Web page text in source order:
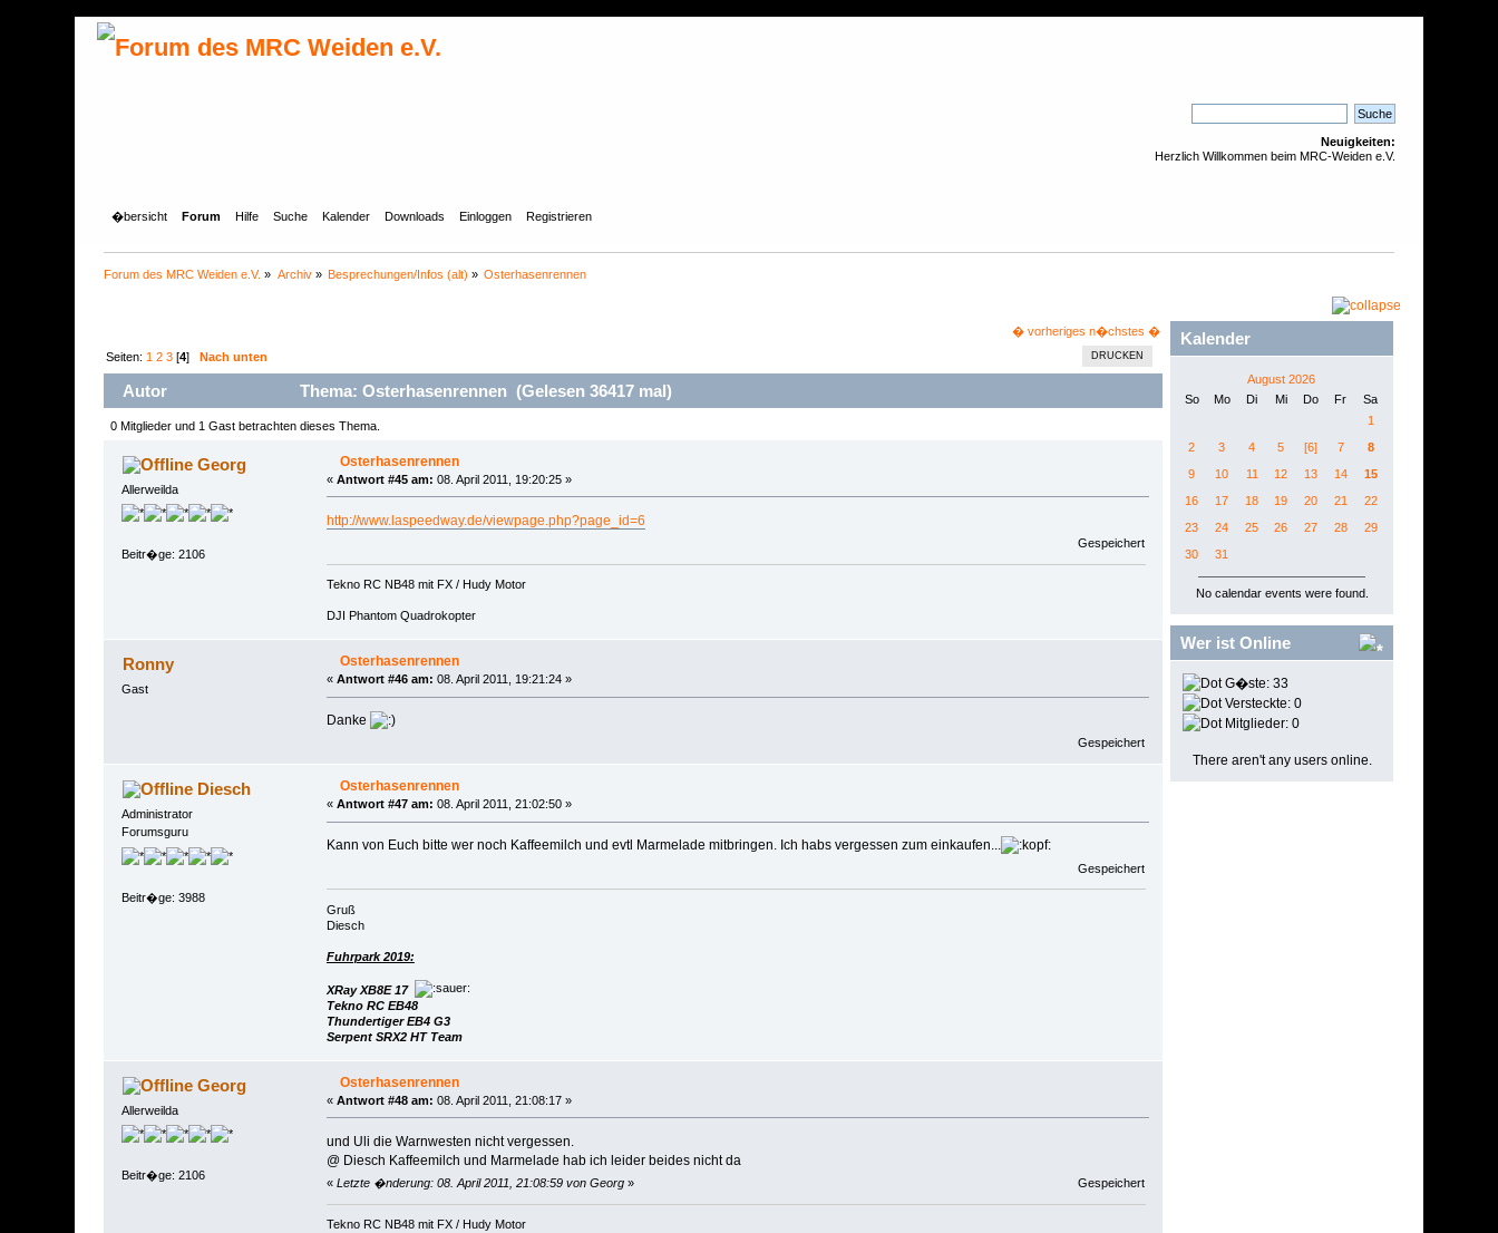
Neuigkeiten:
Herzlich Willkommen beim MRC-Weiden e.V.
�bersicht Forum Hilfe Suche Kalender Downloads Einloggen Registrieren
Forum des MRC Weiden e.V. » Archiv» Besprechungen/Infos (alt) » Osterhasenrennen
� vorheriges n�chstes �
DRUCKEN
Seiten: 1 2 3 [4]Nach unten
Autor Thema: Osterhasenrennen (Gelesen 36417 mal)
0 Mitglieder und 1 Gast betrachten dieses Thema.
Georg
Allerweilda
Beitr�ge: 2106
Osterhasenrennen
« Antwort #45 am: 08. April 2011, 19:20:25 »
http://www.laspeedway.de/viewpage.php?page_id=6
Gespeichert
Tekno RC NB48 mit FX / Hudy Motor
DJI Phantom Quadrokopter
Ronny
Gast
Osterhasenrennen
« Antwort #46 am: 08. April 2011, 19:21:24 »
Danke
Gespeichert
Diesch
Administrator
Forumsguru
Beitr�ge: 3988
Osterhasenrennen
« Antwort #47 am: 08. April 2011, 21:02:50 »
Kann von Euch bitte wer noch Kaffeemilch und evtl Marmelade mitbringen. Ich habs vergessen zum einkaufen...
Gespeichert
Gruß
Diesch
Fuhrpark 2019:
XRay XB8E 17
Tekno RC EB48
Thundertiger EB4 G3
Serpent SRX2 HT Team
Georg
Allerweilda
Beitr�ge: 2106
Osterhasenrennen
« Antwort #48 am: 08. April 2011, 21:08:17 »
und Uli die Warnwesten nicht vergessen.
@ Diesch Kaffeemilch und Marmelade hab ich leider beides nicht da
« Letzte �nderung: 08. April 2011, 21:08:59 von Georg» Gespeichert
Tekno RC NB48 mit FX / Hudy Motor
Kalender
August 2026
So
Mo Di Mi Do Fr
Sa
1
2
3 4 5 [6] 7
8
9
10 11 12 13 14
15
16
17 18 19 20 21
22
23
24 25 26 27 28
29
30
31
No calendar events were found.
Wer ist Online
G�ste: 33
Versteckte: 0
Mitglieder: 0
There aren't any users online.